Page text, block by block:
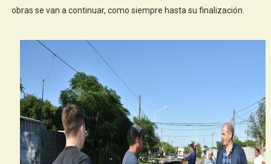
obras se van a continuar, como siempre hasta su finalización.